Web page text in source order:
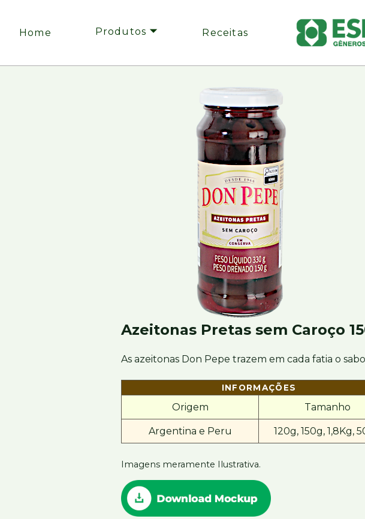
Home Produtos 🞃 Receitas
Azeitonas Pretas sem Caroço
As azeitonas Don Pepe trazem em cada fatia o
INFORMAÇÕES
Origem Tamanho
Argentina e Peru 120g, 150g, 1,8Kg,
Imagens meramente Ilustrativa.